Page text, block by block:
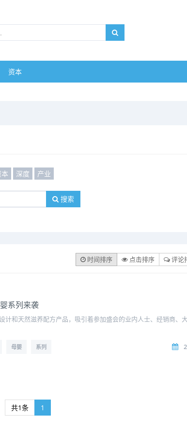
资本
深度 产业
搜索
时间排序 点击排序 评论
系列来袭
和天然滋养配方产品，吸引着参加盛会的业内人士、经销商、
母婴 系列
共1条 1